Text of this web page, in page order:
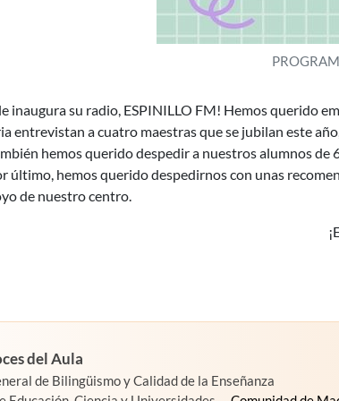
inaugura su radio, ESPINILLO FM! Hemos querido
entrevistan a cuatro maestras que se jubilan este
hemos querido despedir a nuestros alumnos de
último, hemos querido despedirnos con unas
de nuestro centro.
del Aulaes un proyecto de:
de Bilingüismo y Calidad de la Enseñanza